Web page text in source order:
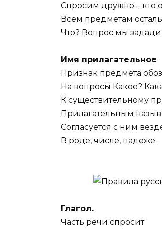
Спросим дружно – кто
Всем предметам
Что? Вопрос мы
Имя прилагательное
Признак предмета
На вопросы Какое?
К существительному
Прилагательным
Согласуется с ним
В роде, числе, падеже.
Глагол.
Часть речи спросит